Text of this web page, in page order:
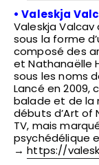
•Valeskja
Valeskja
sous la forme
composé des
et Nathanaëlle
sous les noms
Lancé en
balade et de la
débuts d’Art of
TV, mais
psychédélique
→https://